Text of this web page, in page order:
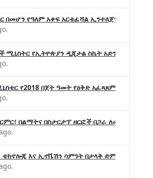
በመሆን የዓለም አቀፍ አርቴፊሻል ኢንተለጀንስ ትብብር
ሚኒስትር የኢትዮጵያን ዲጂታል ስኬት አድንቀዋል
የ2018 በጀት ዓመት የዕቅድ አፈጻጸምና የቀጣይ
በልማትና በስታርታፕ ዘርፎች በጋራ ለመስራት መከሩ፡፡
ቴክኖሎጂ እና ኢኖቬሽን ሳምንት በታላቅ ድምቀት